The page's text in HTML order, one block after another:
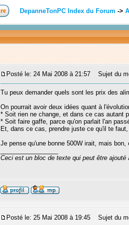
DepanneTonPC Index du Forum ->
Posté le: 24 Mai 2008 à 21:57 Sujet du
Tu peux demander quels sont les prix des
On pourrait avoir deux idées quant à
* Soit rien ne change, et dans ce cas autant
* Soit faire gaffe, parce qu'on parlait l'an
Et, dans ce cas, prendre juste ce qu'il te
Je pense qu'une bonne 500W irait, mais bon,
Ceci est un bloc de texte qui peut être
Posté le: 25 Mai 2008 à 19:45 Sujet du